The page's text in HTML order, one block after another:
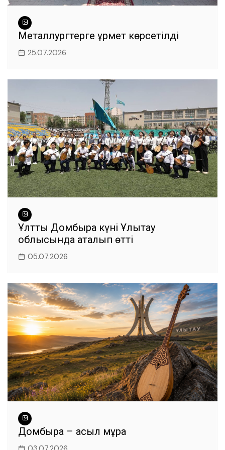
Металлургтерге құрмет көрсетілді
25.07.2026
Ұлттық Домбыра күні Ұлытау
облысында аталып өтті
05.07.2026
Домбыра – асыл мұра